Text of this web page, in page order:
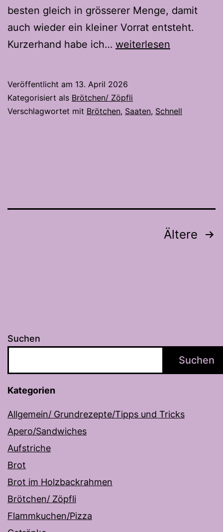
besten gleich in grösserer Menge, damit
auch wieder ein kleiner Vorrat entsteht.
Kurzerhand habe ich… Knusprige
–
In
Tisch
weiterlesen
Veröffentlicht am 13. April 2026
Kategorisiert als Brötchen/ Zöpfli
Verschlagwortet mit Brötchen, Saaten, Schnell
Seitennummerierung
Ältere
Suchen
Suchen
Kategorien
Allgemein/ Grundrezepte/Tipps und Tricks
Apero/Sandwiches
Aufstriche
Brot
Brot im Holzbackrahmen
Brötchen/ Zöpfli
Flammkuchen/Pizza